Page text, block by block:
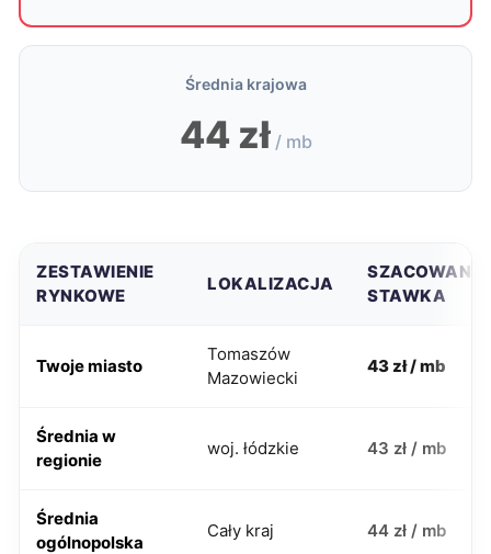
Średnia krajowa
44 zł / mb
ZESTAWIENIE
RYNKOWE
LOKALIZACJA
SZACOWANA
STAWKA
Twoje miasto
Tomaszów
Mazowiecki
43 zł / mb
Średnia w
regionie
woj. łódzkie 43 zł / mb
Średnia
ogólnopolska
Cały kraj 44 zł / mb